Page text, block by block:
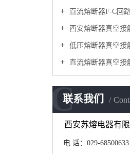
直流熔断器F-C回
西安熔断器真空接
低压熔断器真空接
直流熔断器真空接
联系我们
C
西安苏熔电器有
电 话：029-68500633